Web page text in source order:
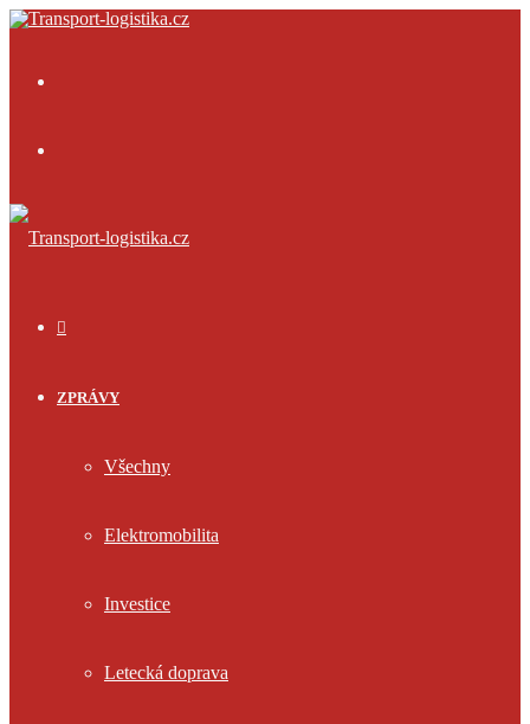
ZPRÁVY
Všechny
Elektromobilita
Investice
Letecká doprava